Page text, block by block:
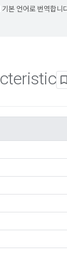
본 언어로 번역합니